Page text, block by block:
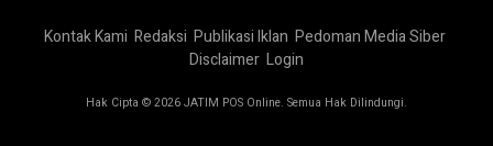
Kontak Kami Redaksi Publikasi Iklan Pedoman Media Siber
Disclaimer Login
Hak Cipta © 2026 JATIM POS Online. Semua Hak Dilindungi.